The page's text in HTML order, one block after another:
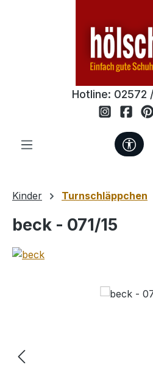
Hotline: 02572
Kinder Turnschläppchen
beck - 071/15
Bildergalerie überspringen